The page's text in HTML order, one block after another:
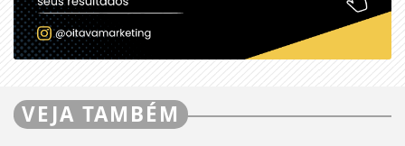
VEJA TAMBÉM